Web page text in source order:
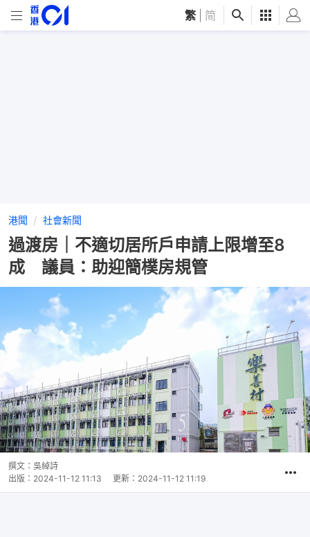
繁 简
港聞 社會新聞
過渡房｜不適切居所戶申請上限增至8
成 議員：助迎簡樸房規管
撰文： 吳綽詩
出版： 2024-11-12 11:13 更新： 2024-11-12 11:19